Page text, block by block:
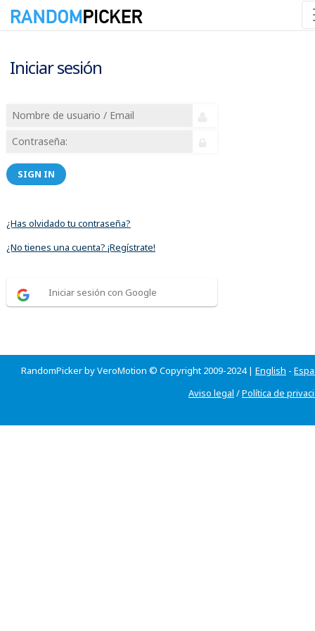
Iniciar sesión
SIGN IN
¿Has olvidado tu contraseña?
¿No tienes una cuenta? ¡Regístrate!
Iniciar sesión con Google
RandomPicker by VeroMotion © Copyright 2009-2024 | English -
Aviso legal /Política de